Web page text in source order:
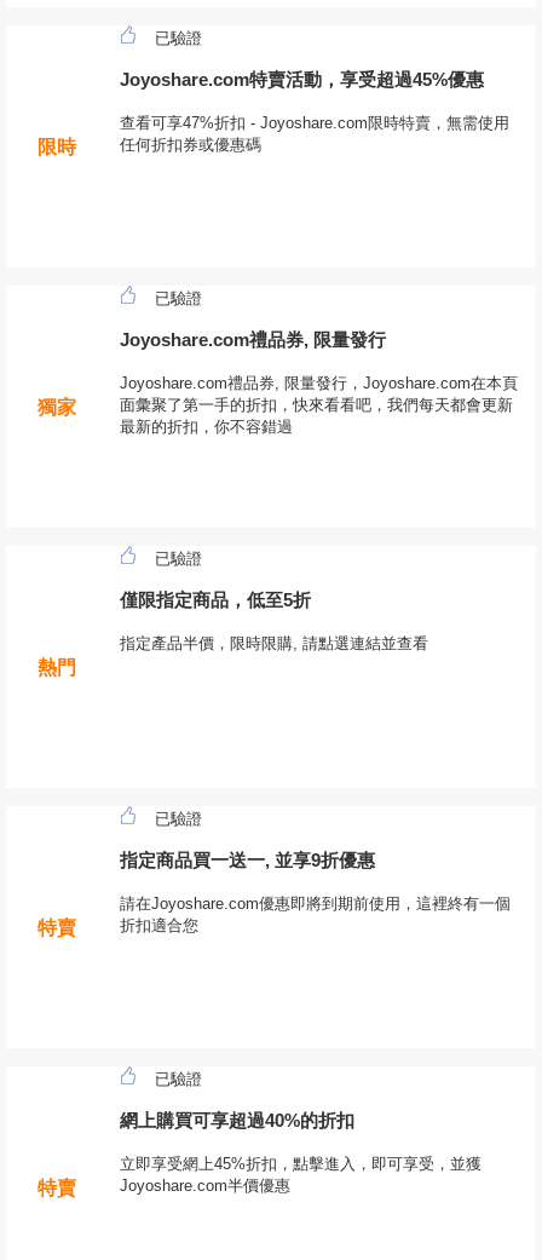
限時
已驗證
Joyoshare.com特賣活動，享受超過45%優惠
查看可享47%折扣 - Joyoshare.com限時特賣，無需使用
任何折扣券或優惠碼
獨家
已驗證
Joyoshare.com禮品券, 限量發行
Joyoshare.com禮品券, 限量發行，Joyoshare.com在本頁
面彙聚了第一手的折扣，快來看看吧，我們每天都會更新
最新的折扣，你不容錯過
熱門
已驗證
僅限指定商品，低至5折
指定產品半價，限時限購, 請點選連結並查看
特賣
已驗證
指定商品買一送一, 並享9折優惠
請在Joyoshare.com優惠即將到期前使用，這裡終有一個
折扣適合您
特賣
已驗證
網上購買可享超過40%的折扣
立即享受網上45%折扣，點擊進入，即可享受，並獲
Joyoshare.com半價優惠